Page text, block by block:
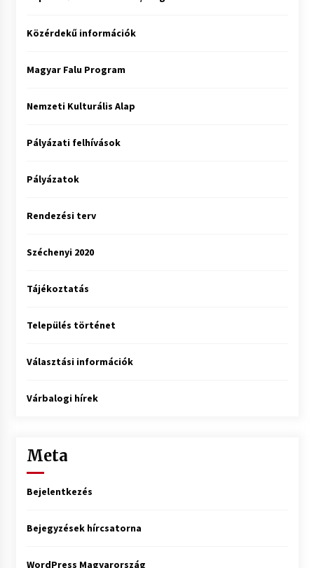
Közérdekű információk
Magyar Falu Program
Nemzeti Kulturális Alap
Pályázati felhívások
Pályázatok
Rendezési terv
Széchenyi 2020
Tájékoztatás
Település történet
Választási információk
Várbalogi hírek
Meta
Bejelentkezés
Bejegyzések hírcsatorna
WordPress Magyarország